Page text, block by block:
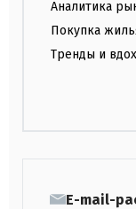
Аналитика
Покупка
Тренды и
E-mail-